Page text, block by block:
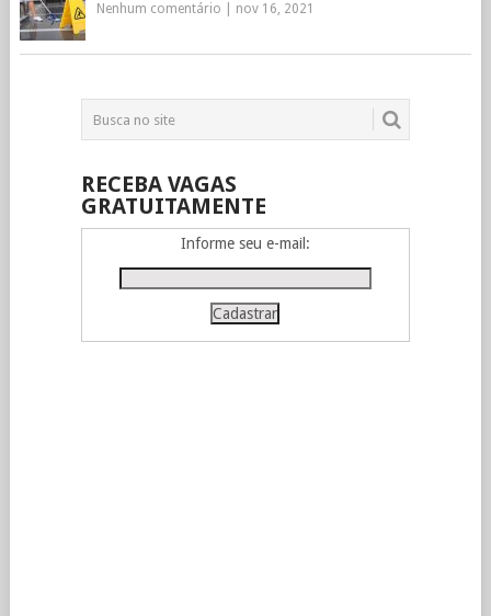
Nenhum comentário nov 16, 2021
RECEBA VAGAS
GRATUITAMENTE
Informe seu e-mail: